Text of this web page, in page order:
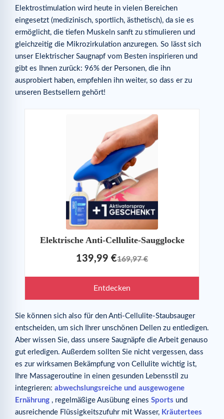
Elektrostimulation wird heute in vielen Bereichen
eingesetzt (medizinisch, sportlich, ästhetisch), da sie es
ermöglicht, die tiefen Muskeln sanft zu stimulieren und
gleichzeitig die Mikrozirkulation anzuregen. So lässt sich
unser Elektrischer Saugnapf vom Besten inspirieren und
gibt es Ihnen zurück: 96% der Personen, die ihn
ausprobiert haben, empfehlen ihn weiter, so dass er zu
unseren Bestsellern gehört!
Elektrische Anti-Cellulite-Saugglocke
139,99 €169,97 €
Entdecken
Sie können sich also für den Anti-Cellulite-Staubsauger
entscheiden, um sich Ihrer unschönen Dellen zu entledigen.
Aber wissen Sie, dass unsere Saugnäpfe die Arbeit genauso
gut erledigen. Außerdem sollten Sie nicht vergessen, dass
es zur wirksamen Bekämpfung von Cellulite wichtig ist,
Ihre Massageroutine in einen gesunden Lebensstil zu
integrieren: abwechslungsreiche und ausgewogene
Ernährung , regelmäßige Ausübung eines Sports und
ausreichende Flüssigkeitszufuhr mit Wasser, Kräutertees